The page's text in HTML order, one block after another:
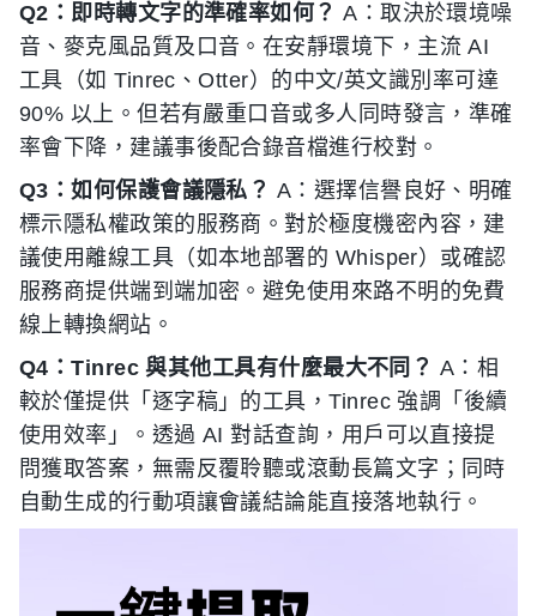
Q2：即時轉文字的準確率如何？ A：取決於環境噪
音、麥克風品質及口音。在安靜環境下，主流 AI
工具（如 Tinrec、Otter）的中文/英文識別率可達
90% 以上。但若有嚴重口音或多人同時發言，準確
率會下降，建議事後配合錄音檔進行校對。
Q3：如何保護會議隱私？ A：選擇信譽良好、明確
標示隱私權政策的服務商。對於極度機密內容，建
議使用離線工具（如本地部署的 Whisper）或確認
服務商提供端到端加密。避免使用來路不明的免費
線上轉換網站。
Q4：Tinrec 與其他工具有什麼最大不同？ A：相
較於僅提供「逐字稿」的工具，Tinrec 強調「後續
使用效率」。透過 AI 對話查詢，用戶可以直接提
問獲取答案，無需反覆聆聽或滾動長篇文字；同時
自動生成的行動項讓會議結論能直接落地執行。